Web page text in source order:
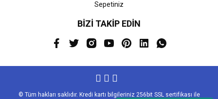
Sepetiniz
BİZİ TAKİP EDİN
© Tüm hakları saklıdır. Kredi kartı bilgileriniz 256bit SSL sertifikası ile